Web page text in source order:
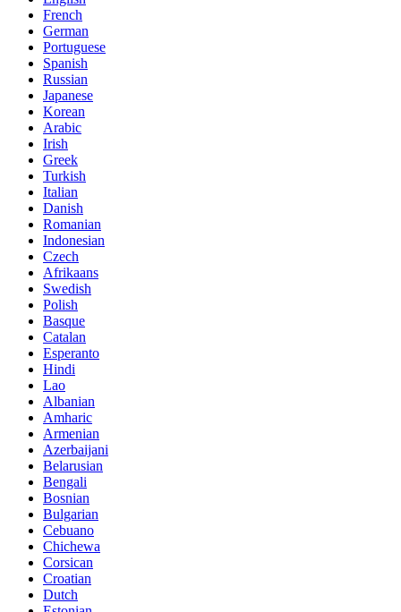
French
German
Portuguese
Spanish
Russian
Japanese
Korean
Arabic
Irish
Greek
Turkish
Italian
Danish
Romanian
Indonesian
Czech
Afrikaans
Swedish
Polish
Basque
Catalan
Esperanto
Hindi
Lao
Albanian
Amharic
Armenian
Azerbaijani
Belarusian
Bengali
Bosnian
Bulgarian
Cebuano
Chichewa
Corsican
Croatian
Dutch